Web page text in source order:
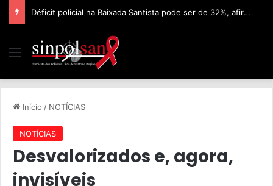
🔴 Comunicado Importante!!!DECRETO Nº68.305 – 16/01/2024
Início / NOTÍCIAS
NOTÍCIAS
Desvalorizados e, agora,
invisíveis